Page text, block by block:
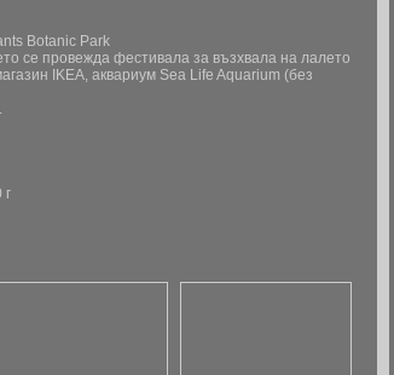
Botanic Park
се провежда фестивала за възхвала на лалето
IKEA, аквариум Sea Life Aquarium (без
г